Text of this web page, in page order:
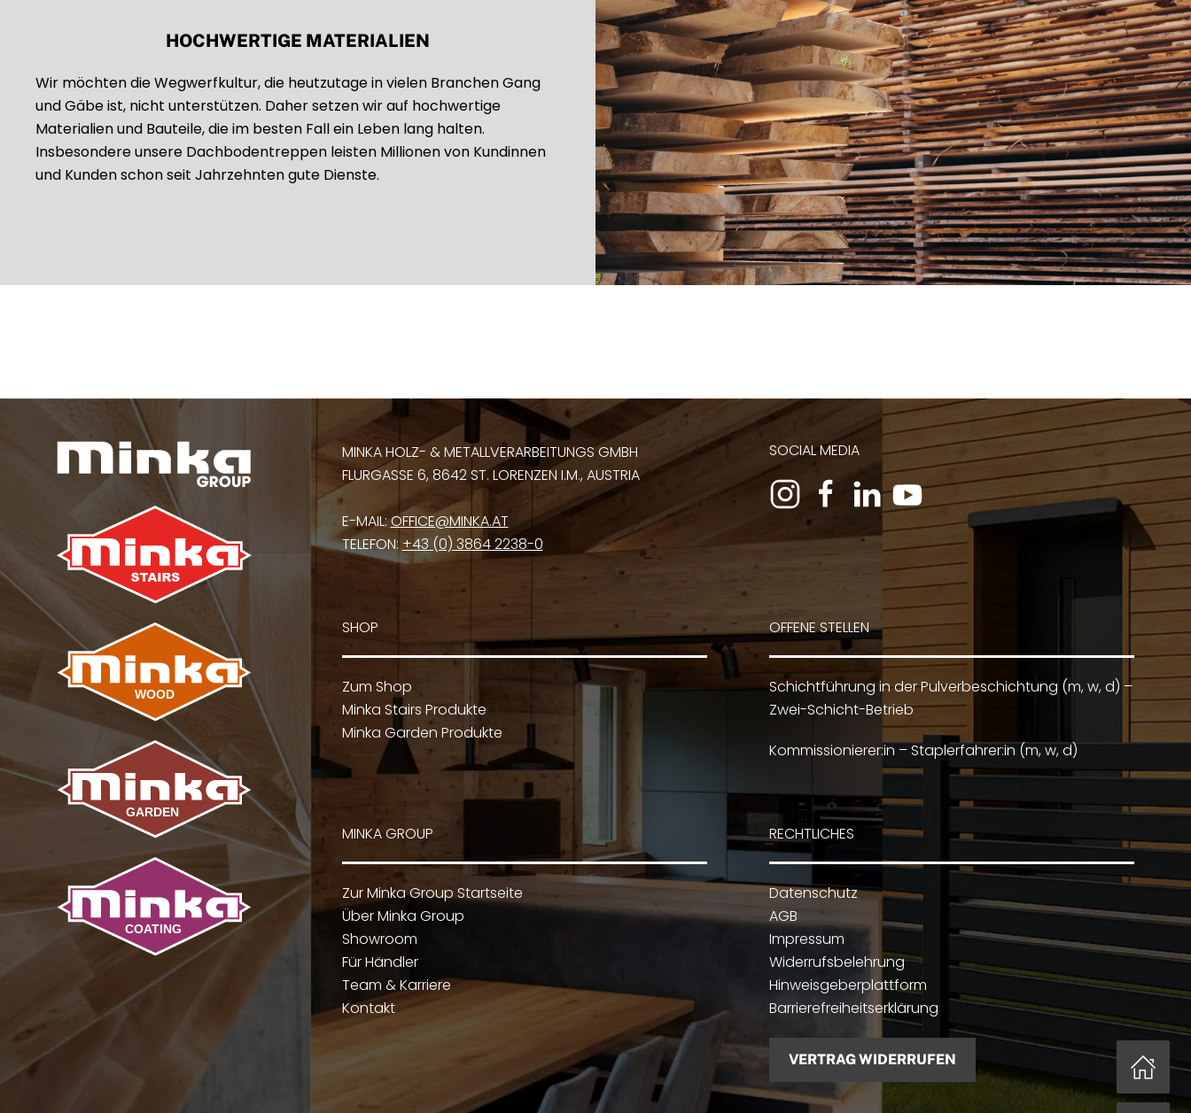
HOCHWERTIGE MATERIALIEN
Wir möchten die Wegwerfkultur, die heutzutage in vielen Branchen Gang
und Gäbe ist, nicht unterstützen. Daher setzen wir auf hochwertige
Materialien und Bauteile, die im besten Fall ein Leben lang halten.
Insbesondere unsere Dachbodentreppen leisten Millionen von Kundinnen
und Kunden schon seit Jahrzehnten gute Dienste.
MINKA HOLZ- & METALLVERARBEITUNGS GMBH
FLURGASSE 6, 8642 ST. LORENZEN I.M., AUSTRIA
E-MAIL:OFFICE@MINKA.AT
TELEFON: +43 (0) 3864 2238-0
SOCIAL MEDIA
SHOP
Zum Shop
Minka Stairs Produkte
Minka Garden Produkte
OFFENE STELLEN
Schichtführung in der Pulverbeschichtung (m, w, d) –
Zwei-Schicht-Betrieb
Kommissionierer:in – Staplerfahrer:in (m, w, d)
MINKA GROUP
Zur Minka Group Startseite
Über Minka Group
Showroom
Für Händler
Team & Karriere
Kontakt
RECHTLICHES
Datenschutz
AGB
Impressum
Widerrufsbelehrung
Hinweisgeberplattform
Barrierefreiheitserklärung
VERTRAG WIDERRUFEN